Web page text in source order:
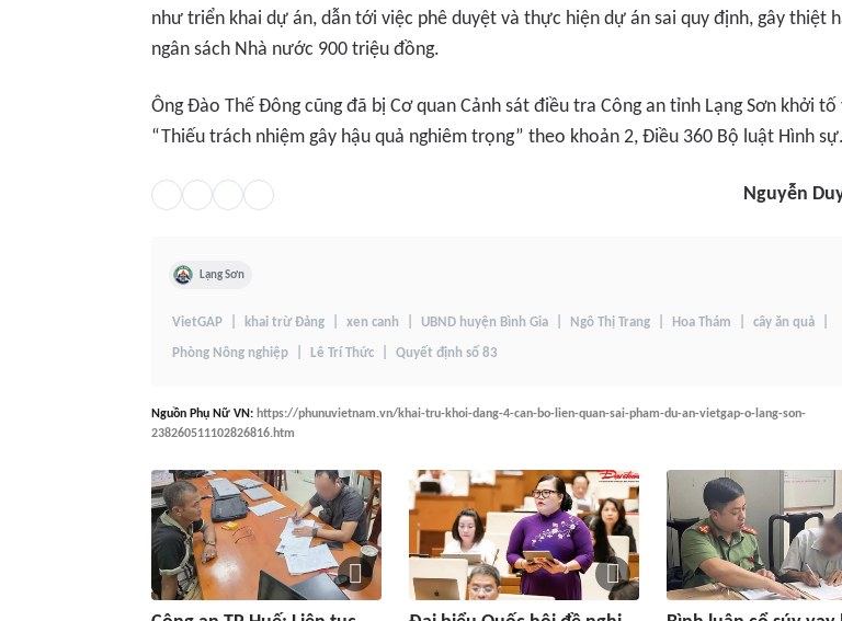
như triển khai dự án, dẫn tới việc phê duyệt và thực hiện dự án sai quy định, gây thiệt
ngân sách Nhà nước 900 triệu đồng.
Ông Đào Thế Đông cũng đã bị Cơ quan Cảnh sát điều tra Công an tỉnh Lạng Sơn khởi tố
“Thiếu trách nhiệm gây hậu quả nghiêm trọng” theo khoản 2, Điều 360 Bộ luật Hình sự.
Nguyễn
Lạng Sơn
VietGAP khai trừ Đảng xen canh UBND huyện Bình Gia Ngô Thị Trang Hoa Thám cây ăn quả
Phòng Nông nghiệp Lê Trí Thức Quyết định số 83
Nguồn Phụ Nữ VN: https://phunuvietnam.vn/khai-tru-khoi-dang-4-can-bo-lien-quan-sai-pham-du-an-vietgap-o-lang-son-
238260511102826816.htm